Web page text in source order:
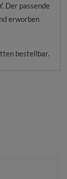
Der passende
erworben
bestellbar.